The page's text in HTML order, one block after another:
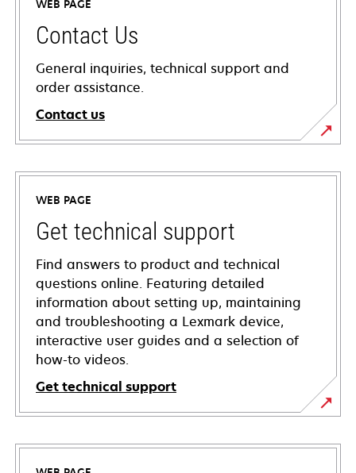
WEB PAGE
Contact Us
General inquiries, technical support and
order assistance.
Contact us
WEB PAGE
Get technical support
Find answers to product and technical
questions online. Featuring detailed
information about setting up, maintaining
and troubleshooting a Lexmark device,
interactive user guides and a selection of
how-to videos.
Get technical support
opens
in